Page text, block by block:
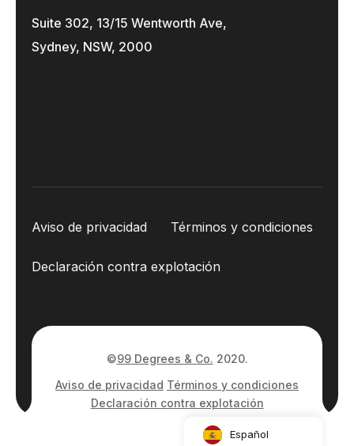
Suite 302, 13/15 Wentworth Ave,
Sydney, NSW, 2000
Aviso de privacidad Términos y condiciones
Declaración contra explotación
©99 Degrees & Co. 2020.
Aviso de privacidad Términos y condiciones
Declaración contra explotación
Español